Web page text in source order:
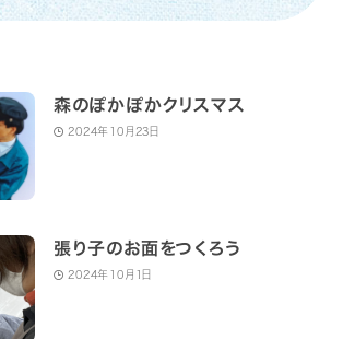
森のぽかぽかクリスマス
2024年10月23日
張り子のお面をつくろう
2024年10月1日